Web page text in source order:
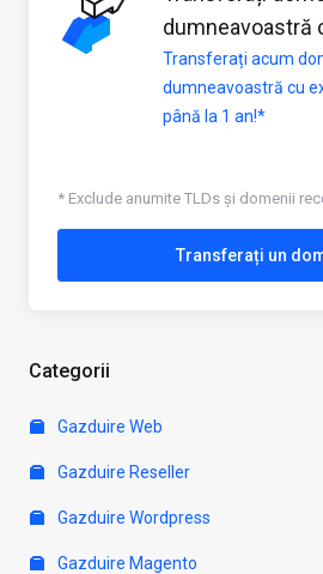
Categorii
Gazduire Web
Gazduire Reseller
Gazduire Wordpress
Gazduire Magento
dumneavoastră
Transferați acum
dumneavoastră cu
până la 1 an!*
* Exclude anumite TLDs și domenii
Transferați un